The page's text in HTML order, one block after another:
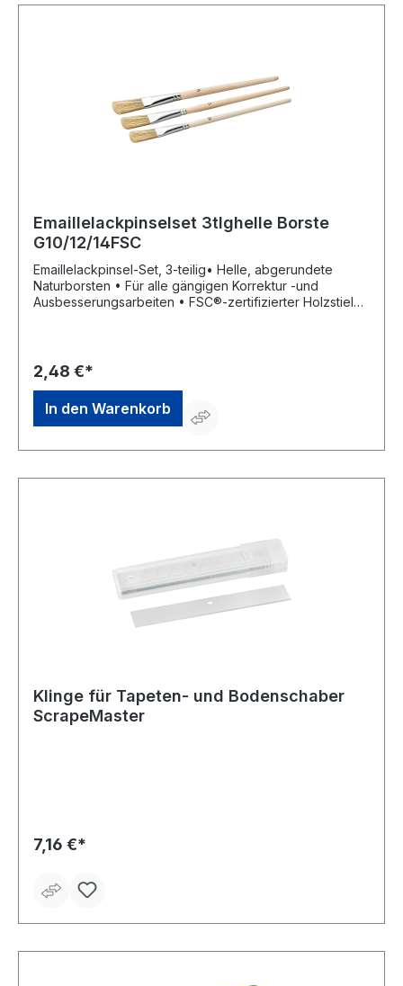
Emaillelackpinselset 3tlghelle Borste
G10/12/14FSC
Emaillelackpinsel-Set, 3-teilig• Helle, abgerundete
Naturborsten • Für alle gängigen Korrektur -und
Ausbesserungsarbeiten • FSC®-zertifizierter Holzstiel
info@storch.de
2,48 €*
In den Warenkorb
Klinge für Tapeten- und Bodenschaber
ScrapeMaster
7,16 €*